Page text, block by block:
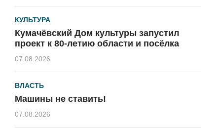
КУЛЬТУРА
Кумачёвский Дом культуры запустил
проект к 80-летию области и посёлка
07.08.2026
ВЛАСТЬ
Машины не ставить!
07.08.2026